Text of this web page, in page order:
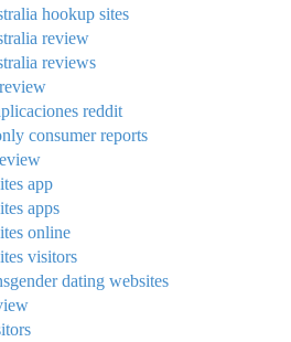
hookup sites
review
reviews
reddit
consumer reports
app
apps
online
visitors
dating websites